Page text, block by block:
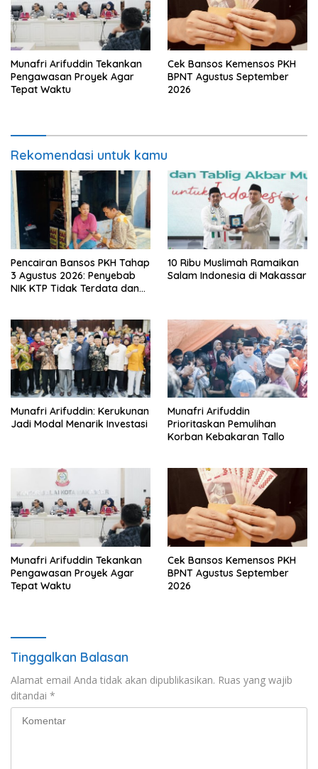
Munafri Arifuddin Tekankan
Pengawasan Proyek Agar
Tepat Waktu
Cek Bansos Kemensos PKH
BPNT Agustus September
2026
Rekomendasi untuk kamu
Pencairan Bansos PKH Tahap
3 Agustus 2026: Penyebab
NIK KTP Tidak Terdata dan
10 Ribu Muslimah Ramaikan
Salam Indonesia di Makassar
Munafri Arifuddin: Kerukunan
Jadi Modal Menarik Investasi
Munafri Arifuddin
Prioritaskan Pemulihan
Korban Kebakaran Tallo
Munafri Arifuddin Tekankan
Pengawasan Proyek Agar
Tepat Waktu
Cek Bansos Kemensos PKH
BPNT Agustus September
2026
Tinggalkan Balasan
Alamat email Anda tidak akan dipublikasikan. Ruas yang wajib
ditandai *